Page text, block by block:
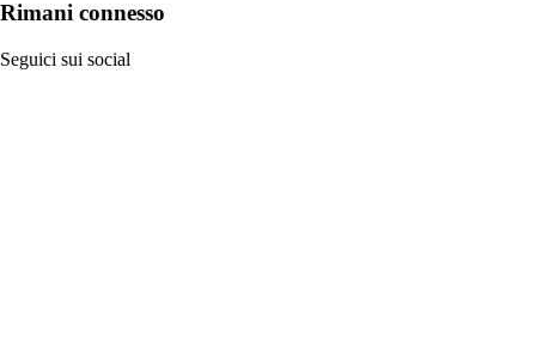
Rimani connesso
Seguici sui social